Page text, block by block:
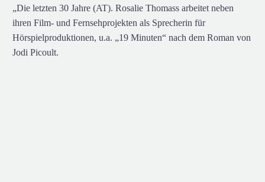
„Die letzten 30 Jahre (AT). Rosalie Thomass arbeitet neben
ihren Film- und Fernsehprojekten als Sprecherin für
Hörspielproduktionen, u.a. „19 Minuten“ nach dem Roman von
Jodi Picoult.